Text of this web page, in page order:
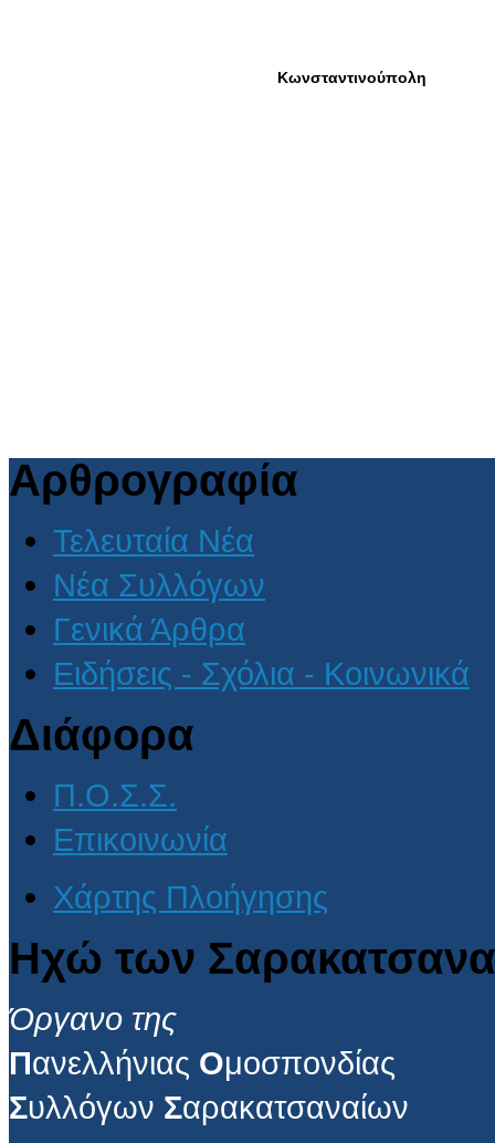
Αρθρογραφία
Τελευταία Νέα
Νέα Συλλόγων
Γενικά Άρθρα
Ειδήσεις - Σχόλια - Κοινωνικά
Διάφορα
Π.Ο.Σ.Σ.
Επικοινωνία
Χάρτης Πλοήγησης
Ηχώ των
Όργανο της
Πανελλήνιας Ομοσπονδίας
Συλλόγων Σαρακατσαναίων